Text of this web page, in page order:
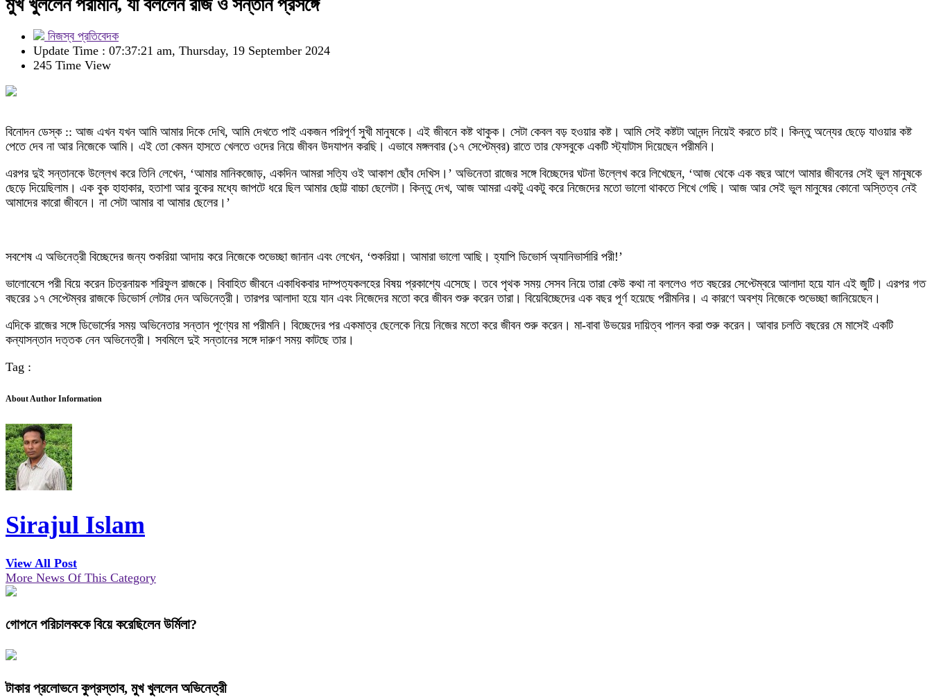
মুখ খুললেন পরীমনি, যা বললেন রাজ ও সন্তান প্রসঙ্গে
নিজস্ব প্রতিবেদক
Update Time : 07:37:21 am, Thursday, 19 September 2024
245 Time View
বিনোদন ডেস্ক :: আজ এখন যখন আমি আমার দিকে দেখি, আমি দেখতে পাই একজন পরিপূর্ণ সুখী মানুষকে। এই জীবনে কষ্ট থাকুক। সেটা কেবল বড় হওয়ার কষ্ট। আমি সেই কষ্টটা আনন্দ নিয়েই করতে চাই। কিন্তু অন্যের ছেড়ে যাওয়ার কষ্ট
পেতে দেব না আর নিজেকে আমি। এই তো কেমন হাসতে খেলতে ওদের নিয়ে জীবন উদযাপন করছি। এভাবে মঙ্গলবার (১৭ সেপ্টেম্বর) রাতে তার ফেসবুকে একটি স্ট্যাটাস দিয়েছেন পরীমনি।
এরপর দুই সন্তানকে উল্লেখ করে তিনি লেখেন, ‘আমার মানিকজোড়, একদিন আমরা সত্যি ওই আকাশ ছোঁব দেখিস।’ অভিনেতা রাজের সঙ্গে বিচ্ছেদের ঘটনা উল্লেখ করে লিখেছেন, ‘আজ থেকে এক বছর আগে আমার জীবনের সেই ভুল মানুষকে
ছেড়ে দিয়েছিলাম। এক বুক হাহাকার, হতাশা আর বুকের মধ্যে জাপটে ধরে ছিল আমার ছোট্ট বাচ্চা ছেলেটা। কিন্তু দেখ, আজ আমরা একটু একটু করে নিজেদের মতো ভালো থাকতে শিখে গেছি। আজ আর সেই ভুল মানুষের কোনো অস্তিত্ব নেই
আমাদের কারো জীবনে। না সেটা আমার বা আমার ছেলের।’
সবশেষ এ অভিনেত্রী বিচ্ছেদের জন্য শুকরিয়া আদায় করে নিজেকে শুভেচ্ছা জানান এবং লেখেন, ‘শুকরিয়া। আমারা ভালো আছি। হ্যাপি ডিভোর্স অ্যানিভার্সারি পরী!’
ভালোবেসে পরী বিয়ে করেন চিত্রনায়ক শরিফুল রাজকে। বিবাহিত জীবনে একাধিকবার দাম্পত্যকলহের বিষয় প্রকাশ্যে এসেছে। তবে পৃথক সময় সেসব নিয়ে তারা কেউ কথা না বললেও গত বছরের সেপ্টেম্বরে আলাদা হয়ে যান এই জুটি। এরপর গত
বছরের ১৭ সেপ্টেম্বর রাজকে ডিভোর্স লেটার দেন অভিনেত্রী। তারপর আলাদা হয়ে যান এবং নিজেদের মতো করে জীবন শুরু করেন তারা। বিয়েবিচ্ছেদের এক বছর পূর্ণ হয়েছে পরীমনির। এ কারণে অবশ্য নিজেকে শুভেচ্ছা জানিয়েছেন।
এদিকে রাজের সঙ্গে ডিভোর্সের সময় অভিনেতার সন্তান পূণ্যের মা পরীমনি। বিচ্ছেদের পর একমাত্র ছেলেকে নিয়ে নিজের মতো করে জীবন শুরু করেন। মা-বাবা উভয়ের দায়িত্ব পালন করা শুরু করেন। আবার চলতি বছরের মে মাসেই একটি
কন্যাসন্তান দত্তক নেন অভিনেত্রী। সবমিলে দুই সন্তানের সঙ্গে দারুণ সময় কাটছে তার।
Tag :
About Author Information
Sirajul Islam
View All Post
More News Of This Category
গোপনে পরিচালককে বিয়ে করেছিলেন উর্মিলা?
টাকার প্রলোভনে কুপ্রস্তাব, মুখ খুললেন অভিনেত্রী